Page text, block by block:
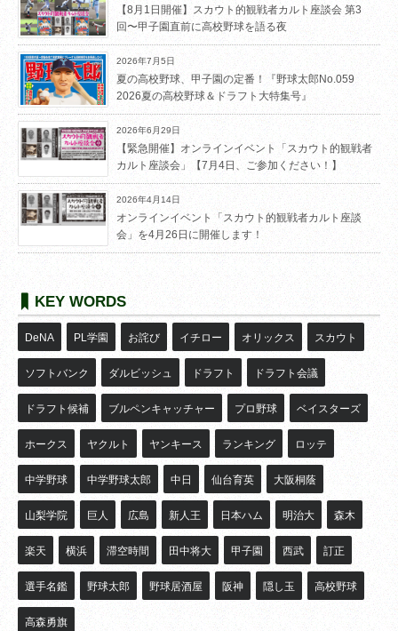
【8月1日開催】スカウト的観戦者カルト座談会 第3
回〜甲子園直前に高校野球を語る夜
2026年7月5日
夏の高校野球、甲子園の定番！『野球太郎No.059
2026夏の高校野球＆ドラフト大特集号』
2026年6月29日
【緊急開催】オンラインイベント「スカウト的観戦者
カルト座談会」【7月4日、ご参加ください！】
2026年4月14日
オンラインイベント「スカウト的観戦者カルト座談
会」を4月26日に開催します！
KEY WORDS
DeNA PL学園 お詫び イチロー オリックス スカウト
ソフトバンク ダルビッシュ ドラフト ドラフト会議
ドラフト候補 ブルペンキャッチャー プロ野球 ベイスターズ
ホークス ヤクルト ヤンキース ランキング ロッテ
中学野球 中学野球太郎 中日 仙台育英 大阪桐蔭
山梨学院 巨人 広島 新人王 日本ハム 明治大 森木
楽天 横浜 滞空時間 田中将大 甲子園 西武 訂正
選手名鑑 野球太郎 野球居酒屋 阪神 隠し玉 高校野球
高森勇旗